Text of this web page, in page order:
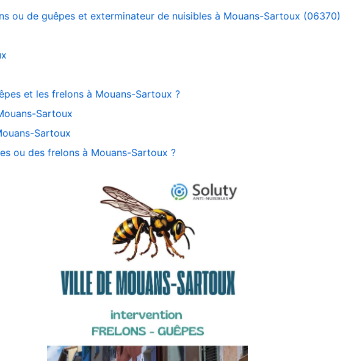
ou de guêpes et exterminateur de nuisibles à Mouans-Sartoux (06370)
et les frelons à Mouans-Sartoux ?
Sartoux
Sartoux
ou des frelons à Mouans-Sartoux ?